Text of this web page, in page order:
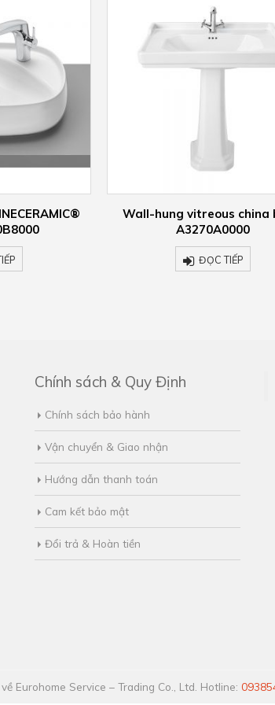
china basin
Wall-hung vitreous china
A327242000
ĐỌC TIẾP
Chính sách & Quy Định
Chính sách bảo hành
Vận chuyển & Giao nhận
Hướng dẫn thanh toán
Cam kết bảo mật
Đổi trả & Hoàn tiền
Eurohome Service – Trading Co., Ltd. Hotline: